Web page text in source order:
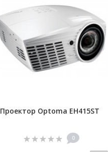
Проектор Optoma EH415ST
0